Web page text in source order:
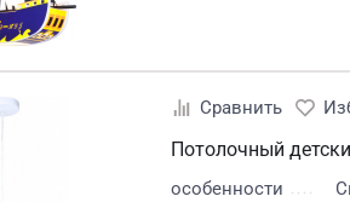
Потолочный
особенности